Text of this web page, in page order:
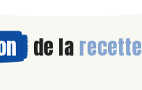
de la recette